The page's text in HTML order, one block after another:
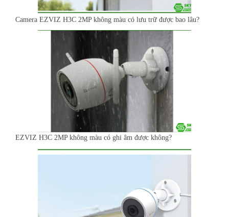
Camera EZVIZ H3C 2MP không màu có lưu trữ được bao lâu?
EZVIZ H3C 2MP không màu có ghi âm được không?